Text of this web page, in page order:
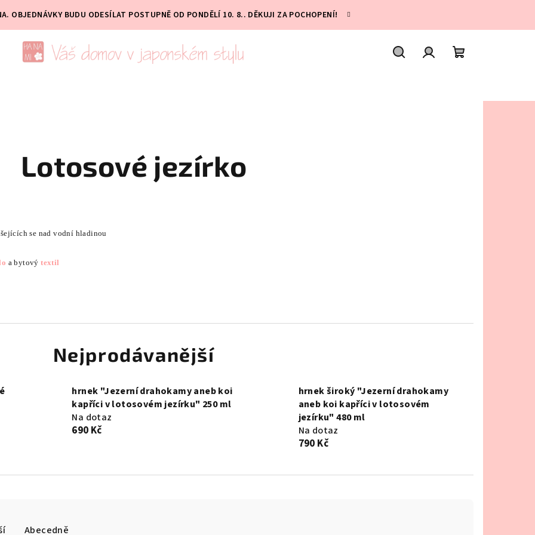
OBJEDNÁVKY BUDU ODESÍLAT POSTUPNĚ OD PONDĚLÍ 10. 8.. DĚKUJI ZA POCHOPENÍ!
košík
Lotosové jezírko
se nad vodní hladinou
a bytovýtextil
Nejprodávanější
hrnek "Jezerní drahokamy aneb koi
kapříci v lotosovém jezírku" 250 ml
Na dotaz
690 Kč
hrnek široký "Jezerní drahokamy
aneb koi kapříci v lotosovém
jezírku" 480 ml
Na dotaz
790 Kč
Abecedně